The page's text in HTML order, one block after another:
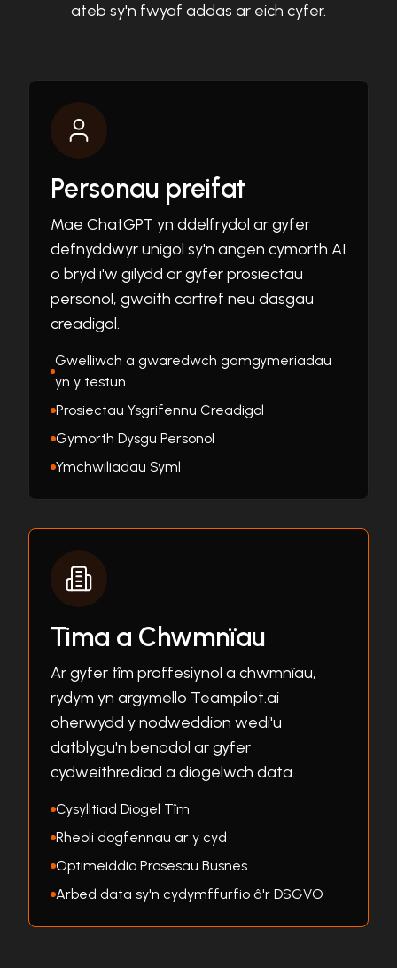
ateb sy'n fwyaf addas ar eich cyfer.
Personau preifat
Mae ChatGPT yn ddelfrydol ar gyfer
defnyddwyr unigol sy'n angen cymorth AI
o bryd i'w gilydd ar gyfer prosiectau
personol, gwaith cartref neu dasgau
creadigol.
Gwelliwch a gwaredwch gamgymeriadau
yn y testun
Prosiectau Ysgrifennu Creadigol
Gymorth Dysgu Personol
Ymchwiliadau Syml
Tima a Chwmnïau
Ar gyfer tîm proffesiynol a chwmnïau,
rydym yn argymello Teampilot.ai
oherwydd y nodweddion wedi'u
datblygu'n benodol ar gyfer
cydweithrediad a diogelwch data.
Cysylltiad Diogel Tîm
Rheoli dogfennau ar y cyd
Optimeiddio Prosesau Busnes
Arbed data sy'n cydymffurfio â'r DSGVO